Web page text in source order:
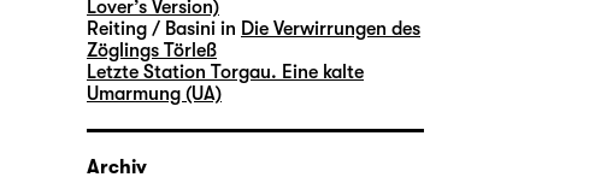
Lover’s Version)
Reiting / Basini in Die Verwirrungen des
Zöglings Törleß
Letzte Station Torgau. Eine kalte
Umarmung (UA)
Archiv